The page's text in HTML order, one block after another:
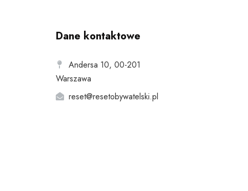
Dane kontaktowe
Andersa 10, 00-201
Warszawa
reset@resetobywatelski.pl